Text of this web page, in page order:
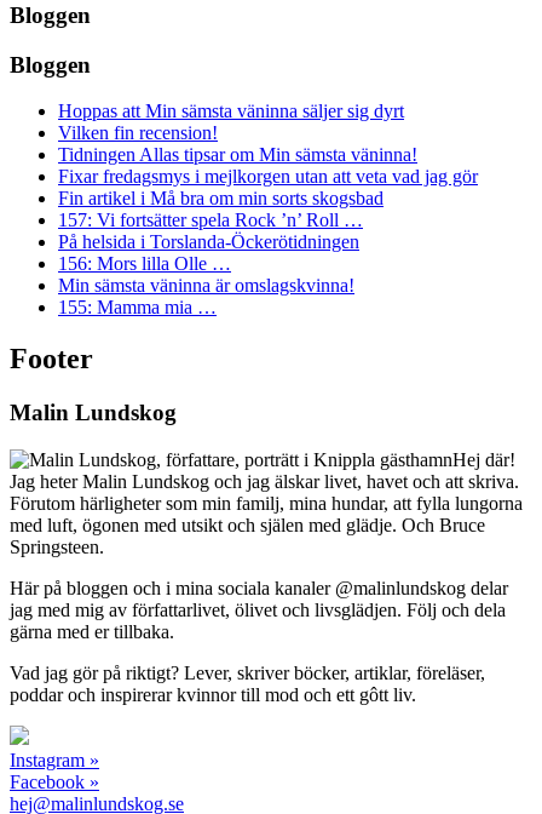
Bloggen
Bloggen
Hoppas att Min sämsta väninna säljer sig dyrt
Vilken fin recension!
Tidningen Allas tipsar om Min sämsta väninna!
Fixar fredagsmys i mejlkorgen utan att veta vad jag gör
Fin artikel i Må bra om min sorts skogsbad
157: Vi fortsätter spela Rock ’n’ Roll …
På helsida i Torslanda-Öckerötidningen
156: Mors lilla Olle …
Min sämsta väninna är omslagskvinna!
155: Mamma mia …
Footer
Malin Lundskog
Hej där!
Jag heter Malin Lundskog och jag älskar livet, havet och att skriva.
Förutom härligheter som min familj, mina hundar, att fylla lungorna
med luft, ögonen med utsikt och själen med glädje. Och Bruce
Springsteen.
Här på bloggen och i mina sociala kanaler @malinlundskog delar
jag med mig av författarlivet, ölivet och livsglädjen. Följ och dela
gärna med er tillbaka.
Vad jag gör på riktigt? Lever, skriver böcker, artiklar, föreläser,
poddar och inspirerar kvinnor till mod och ett gôtt liv.
Instagram »
Facebook »
hej@malinlundskog.se